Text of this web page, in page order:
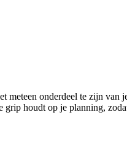
meteen onderdeel te zijn
grip houdt op je planning,